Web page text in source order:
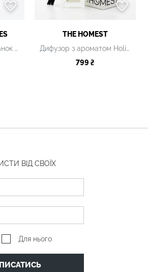
Аромадифузор "Світанок у горах"
THE HOMEST
Дифузор з ароматом Holiday in Bali, 100 мл
799 ₴
ВІД СВОЇХ
Для нього